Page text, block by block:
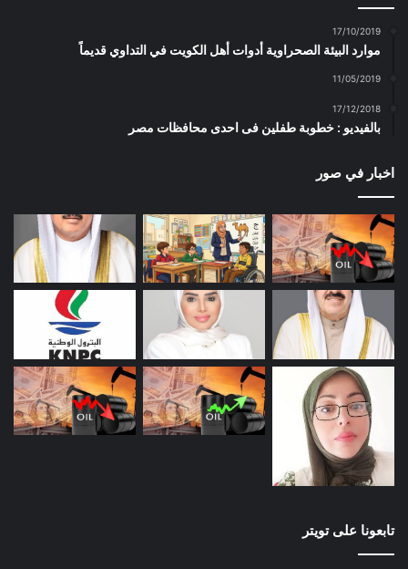
17/10/2019
موارد البيئة الصحراوية أدوات أهل الكويت في التداوي قديماً
11/05/2019
17/12/2018
بالفيديو : خطوبة طفلين فى احدى محافظات مصر
اخبار في صور
تابعونا على تويتر